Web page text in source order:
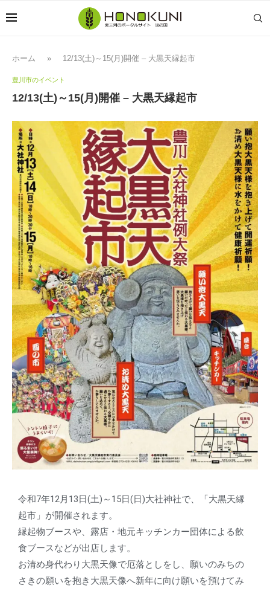
ホーム » 12/13(土)～15(月)開催 – 大黒天縁起市
豊川市のイベント
12/13(土)～15(月)開催 – 大黒天縁起市
令和7年12月13日(土)～15日(日)大社神社で、「大黒天縁
起市」が開催されます。
縁起物ブースや、露店・地元キッチンカー団体による飲
食ブースなどが出店します。
お清め身代わり大黒天像で厄落としをし、願いのみちの
さきの願いを抱き大黒天像へ新年に向け願いを預けてみ